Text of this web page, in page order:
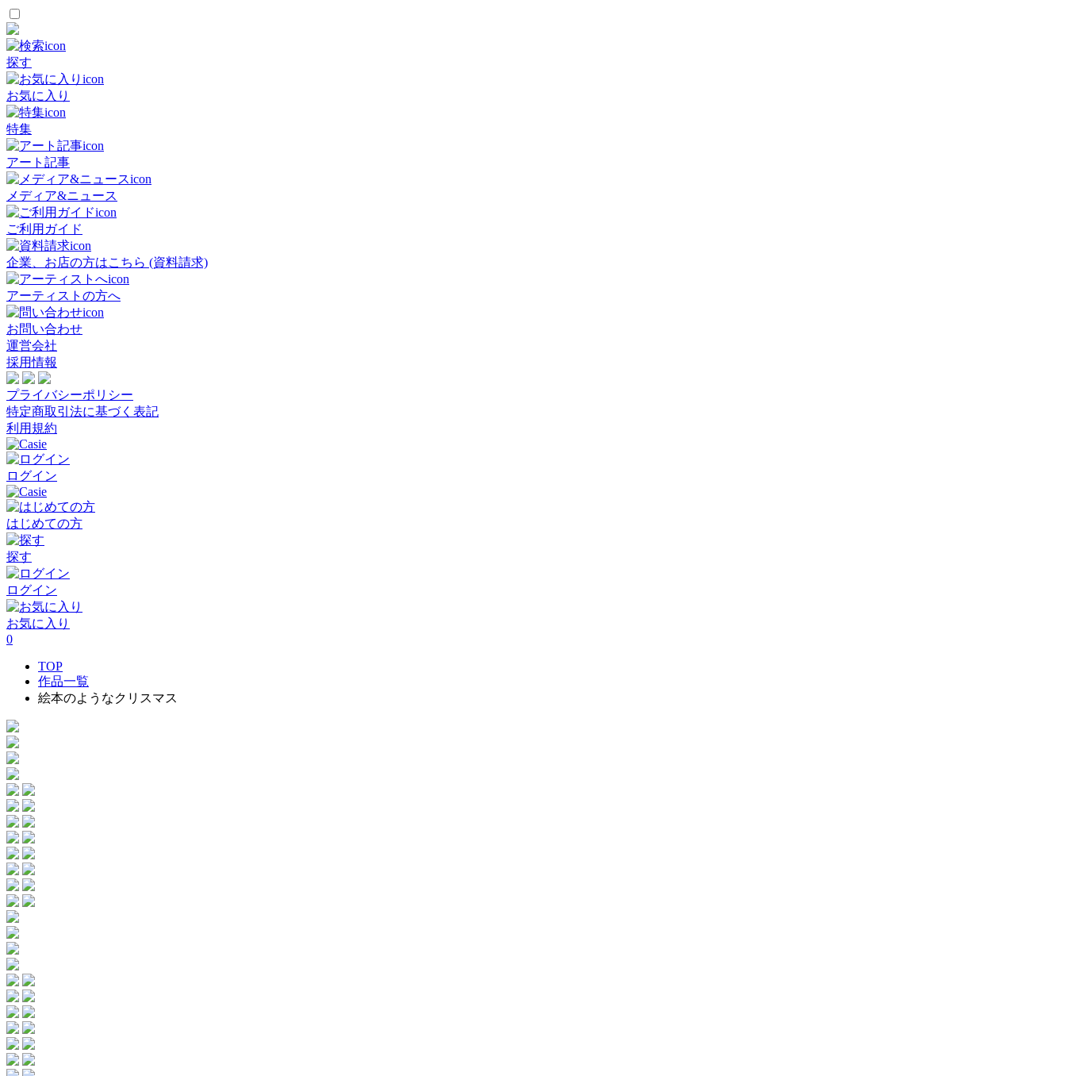
探す
お気に入り
特集
アート記事
メディア&ニュース
ご利用ガイド
企業、お店の方はこちら (資料請求)
アーティストの方へ
お問い合わせ
運営会社
採用情報
プライバシーポリシー
特定商取引法に基づく表記
利用規約
ログイン
はじめての方
探す
ログイン
お気に入り
0
TOP
作品一覧
絵本のようなクリスマス